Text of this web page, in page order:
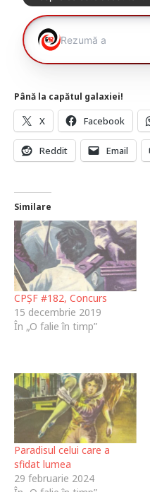
Până la capătul galaxiei!
X Facebook
Reddit Email
Similare
CPȘF #182, Concurs
15 decembrie 2019
În „O falie în timp”
Paradisul celui care a
sfidat lumea
29 februarie 2024